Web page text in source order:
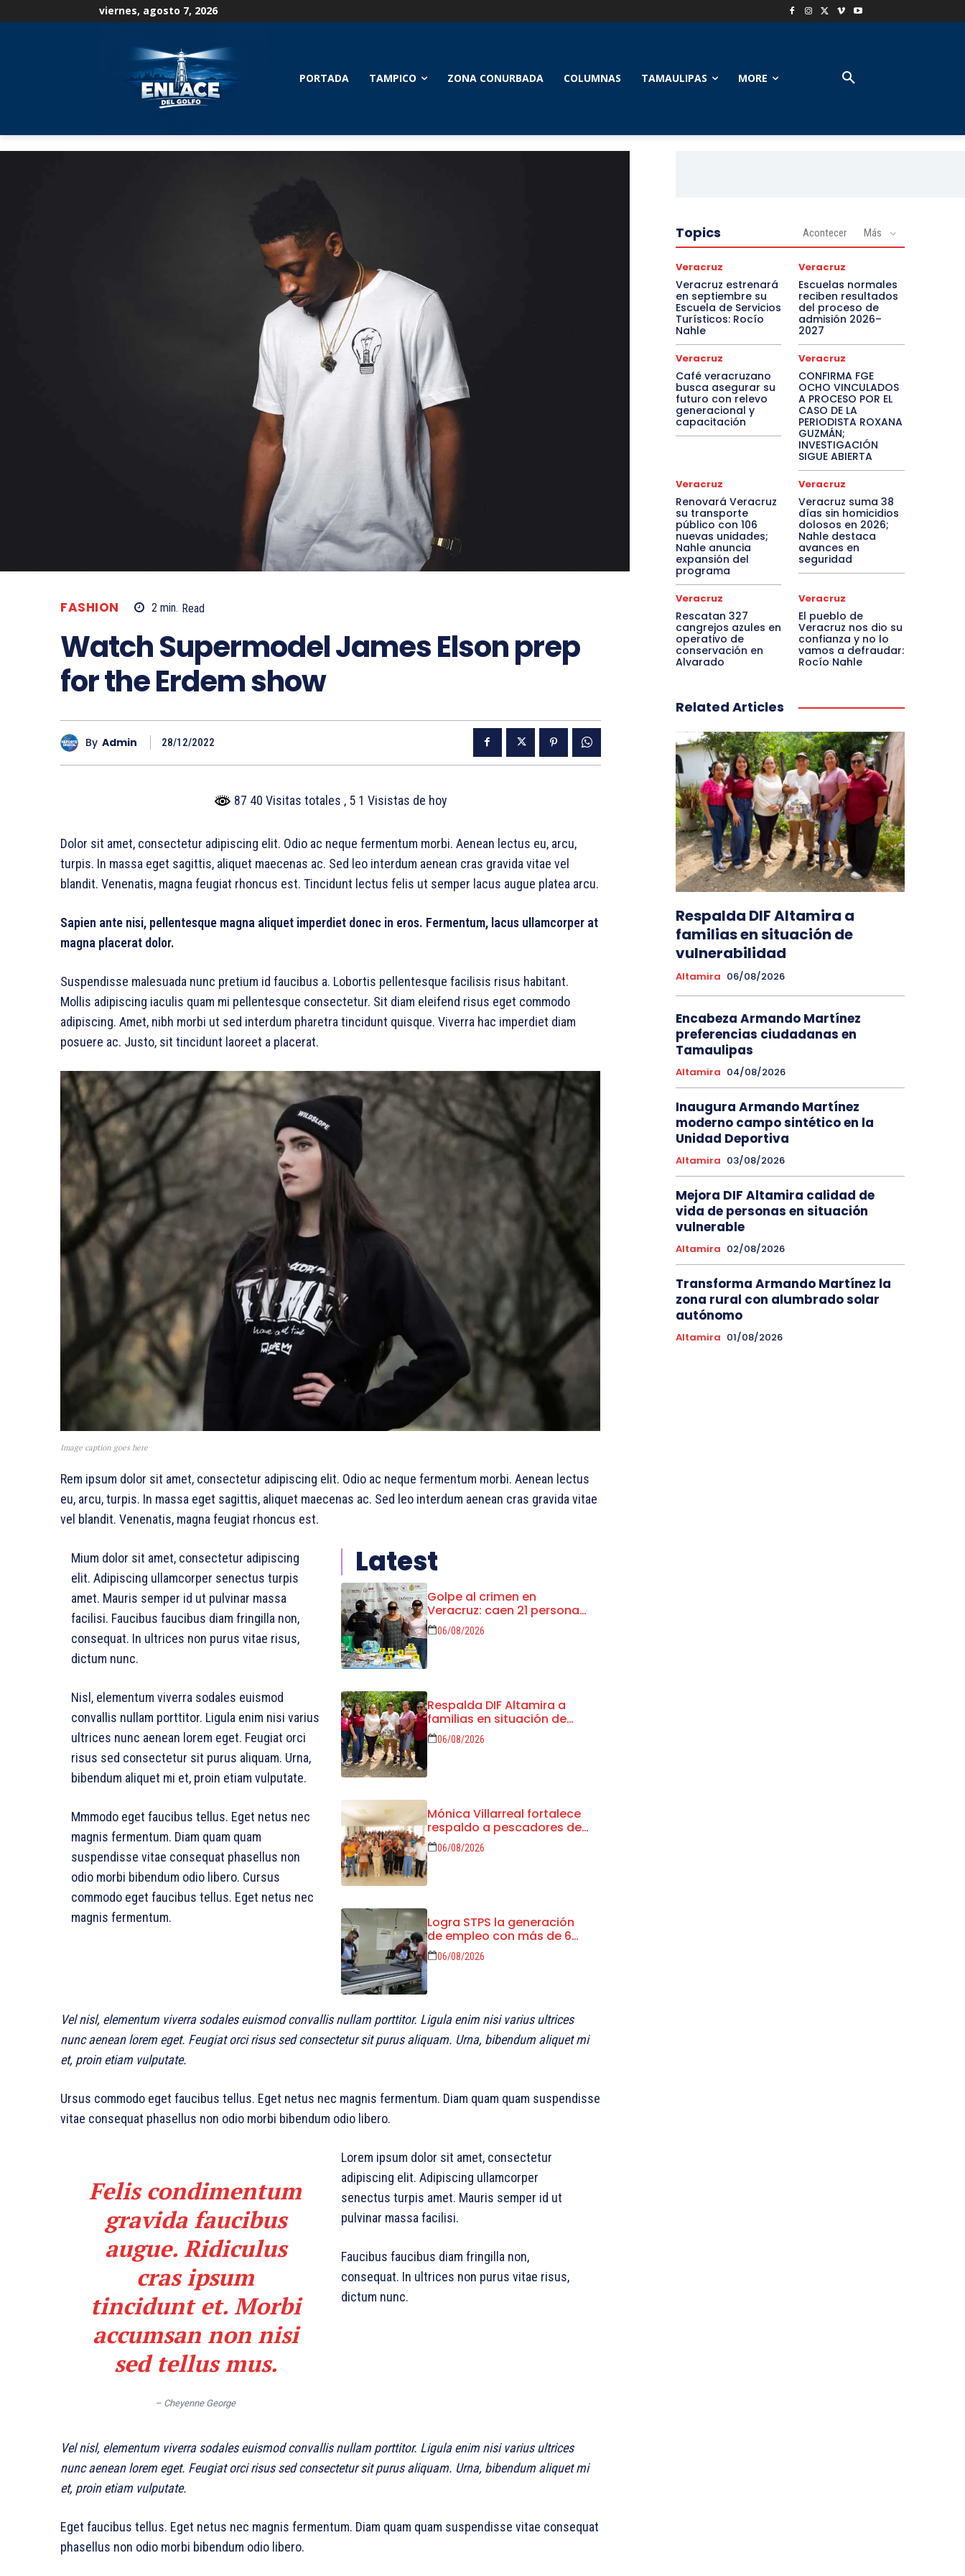
viernes, agosto 7, 2026
PORTADA TAMPICO ZONA CONURBADA COLUMNAS TAMAULIPAS MORE
FASHION 2 min. Read
Watch Supermodel James Elson prep
for the Erdem show
By Admin 28/12/2022
87 40 Visitas totales , 5 1 Visistas de hoy
Dolor sit amet, consectetur adipiscing elit. Odio ac neque fermentum morbi. Aenean lectus eu, arcu,
turpis. In massa eget sagittis, aliquet maecenas ac. Sed leo interdum aenean cras gravida vitae vel
blandit. Venenatis, magna feugiat rhoncus est. Tincidunt lectus felis ut semper lacus augue platea arcu.
Sapien ante nisi, pellentesque magna aliquet imperdiet donec in eros. Fermentum, lacus ullamcorper at
magna placerat dolor.
Suspendisse malesuada nunc pretium id faucibus a. Lobortis pellentesque facilisis risus habitant.
Mollis adipiscing iaculis quam mi pellentesque consectetur. Sit diam eleifend risus eget commodo
adipiscing. Amet, nibh morbi ut sed interdum pharetra tincidunt quisque. Viverra hac imperdiet diam
posuere ac. Justo, sit tincidunt laoreet a placerat.
Image caption goes here
Rem ipsum dolor sit amet, consectetur adipiscing elit. Odio ac neque fermentum morbi. Aenean lectus
eu, arcu, turpis. In massa eget sagittis, aliquet maecenas ac. Sed leo interdum aenean cras gravida vitae
vel blandit. Venenatis, magna feugiat rhoncus est.
Mium dolor sit amet, consectetur adipiscing
elit. Adipiscing ullamcorper senectus turpis
amet. Mauris semper id ut pulvinar massa
facilisi. Faucibus faucibus diam fringilla non,
consequat. In ultrices non purus vitae risus,
dictum nunc.
Nisl, elementum viverra sodales euismod
convallis nullam porttitor. Ligula enim nisi varius
ultrices nunc aenean lorem eget. Feugiat orci
risus sed consectetur sit purus aliquam. Urna,
bibendum aliquet mi et, proin etiam vulputate.
Mmmodo eget faucibus tellus. Eget netus nec
magnis fermentum. Diam quam quam
suspendisse vitae consequat phasellus non
odio morbi bibendum odio libero. Cursus
commodo eget faucibus tellus. Eget netus nec
magnis fermentum.
Latest
Golpe al crimen en
Veracruz: caen 21 personas,
decomisan droga y
recuperan 18 vehículos
06/08/2026
Respalda DIF Altamira a
familias en situación de
vulnerabilidad
06/08/2026
Mónica Villarreal fortalece
respaldo a pescadores de
Tampico durante
temporada de veda
06/08/2026
Logra STPS la generación
de empleo con más de 6
mil 900 colocaciones en
Tamaulipas
06/08/2026
Vel nisl, elementum viverra sodales euismod convallis nullam porttitor. Ligula enim nisi varius ultrices
nunc aenean lorem eget. Feugiat orci risus sed consectetur sit purus aliquam. Urna, bibendum aliquet mi
et, proin etiam vulputate.
Ursus commodo eget faucibus tellus. Eget netus nec magnis fermentum. Diam quam quam suspendisse
vitae consequat phasellus non odio morbi bibendum odio libero.
Felis condimentum
gravida faucibus
augue. Ridiculus
cras ipsum
tincidunt et. Morbi
accumsan non nisi
sed tellus mus.
– Cheyenne George
Lorem ipsum dolor sit amet, consectetur
adipiscing elit. Adipiscing ullamcorper
senectus turpis amet. Mauris semper id ut
pulvinar massa facilisi.
Faucibus faucibus diam fringilla non,
consequat. In ultrices non purus vitae risus,
dictum nunc.
Vel nisl, elementum viverra sodales euismod convallis nullam porttitor. Ligula enim nisi varius ultrices
nunc aenean lorem eget. Feugiat orci risus sed consectetur sit purus aliquam. Urna, bibendum aliquet mi
et, proin etiam vulputate.
Eget faucibus tellus. Eget netus nec magnis fermentum. Diam quam quam suspendisse vitae consequat
phasellus non odio morbi bibendum odio libero.
Topics Acontecer Más
Veracruz
Veracruz estrenará
en septiembre su
Escuela de Servicios
Turísticos: Rocío
Nahle
Veracruz
Escuelas normales
reciben resultados
del proceso de
admisión 2026–
2027
Veracruz
Café veracruzano
busca asegurar su
futuro con relevo
generacional y
capacitación
Veracruz
CONFIRMA FGE
OCHO VINCULADOS
A PROCESO POR EL
CASO DE LA
PERIODISTA ROXANA
GUZMÁN;
INVESTIGACIÓN
SIGUE ABIERTA
Veracruz
Renovará Veracruz
su transporte
público con 106
nuevas unidades;
Nahle anuncia
expansión del
programa
Veracruz
Veracruz suma 38
días sin homicidios
dolosos en 2026;
Nahle destaca
avances en
seguridad
Veracruz
Rescatan 327
cangrejos azules en
operativo de
conservación en
Alvarado
Veracruz
El pueblo de
Veracruz nos dio su
confianza y no lo
vamos a defraudar:
Rocío Nahle
Related Articles
Respalda DIF Altamira a
familias en situación de
vulnerabilidad
Altamira 06/08/2026
Encabeza Armando Martínez
preferencias ciudadanas en
Tamaulipas
Altamira 04/08/2026
Inaugura Armando Martínez
moderno campo sintético en la
Unidad Deportiva
Altamira 03/08/2026
Mejora DIF Altamira calidad de
vida de personas en situación
vulnerable
Altamira 02/08/2026
Transforma Armando Martínez la
zona rural con alumbrado solar
autónomo
Altamira 01/08/2026